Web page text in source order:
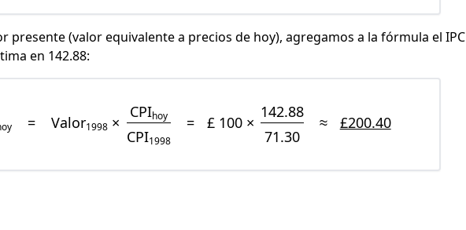
presente (valor equivalente a precios de hoy), agregamos a la fórmula el IPC
en 142.88:
= Valor1998 ×
CPIhoy
CPI1998
= £ 100 ×
142.88
71.30
≈ £200.40